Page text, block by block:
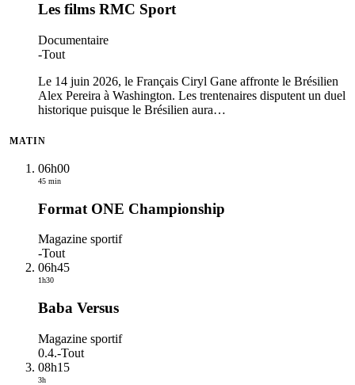
Les films RMC Sport
Documentaire
-Tout
Le 14 juin 2026, le Français Ciryl Gane affronte le Brésilien
Alex Pereira à Washington. Les trentenaires disputent un duel
historique puisque le Brésilien aura…
MATIN
06h00
45 min
Format ONE Championship
Magazine sportif
-Tout
06h45
1h30
Baba Versus
Magazine sportif
0.4.-Tout
08h15
3h